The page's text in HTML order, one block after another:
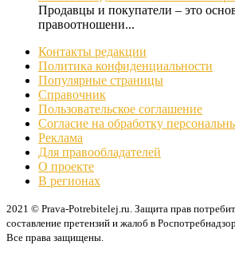
Продавцы и покупатели – это
правоотношени...
Контакты редакции
Политика конфиденциальности
Популярные страницы
Справочник
Пользовательское соглашение
Согласие на обработку
Реклама
Для правообладателей
О проекте
В регионах
2021 © Prava-Potrebitelej.ru. Защита прав
составление претензий и жалоб в
Все права защищены.